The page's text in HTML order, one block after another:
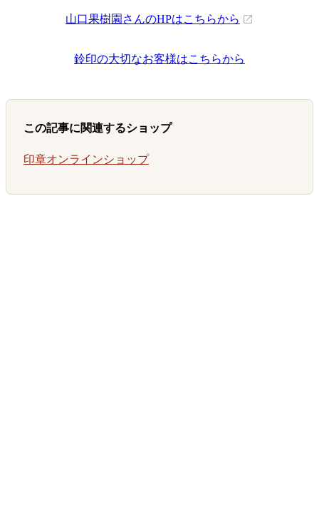
山口果樹園さんのHPはこちらから
鈴印の大切なお客様はこちらから
この記事に関連するショップ
印章オンラインショップ